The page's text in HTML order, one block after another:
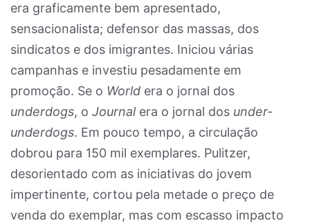
era graficamente bem apresentado,
sensacionalista; defensor das massas, dos
sindicatos e dos imigrantes. Iniciou várias
campanhas e investiu pesadamente em
promoção. Se o World era o jornal dos
underdogs, o Journal era o jornal dos under-
underdogs. Em pouco tempo, a circulação
dobrou para 150 mil exemplares. Pulitzer,
desorientado com as iniciativas do jovem
impertinente, cortou pela metade o preço de
venda do exemplar, mas com escasso impacto